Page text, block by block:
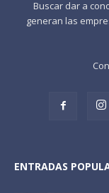
Buscar dar a
generan las
ENTRADAS